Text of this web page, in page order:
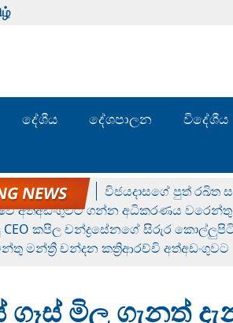
දේශීය දේශපාලන විදේශීය
හෙල්ලය විජයදාසගේ පුත් රඛිත
අත්අඩංගුවට ගන්න අධිකරණය
CEO කපිල චන්ද්‍රසේනගේ සිරුර
මන්ත්‍රී චන්දන කත්‍රිආරච්චි අත්අඩංගුවට
ගෑස් මිල ගැනත්